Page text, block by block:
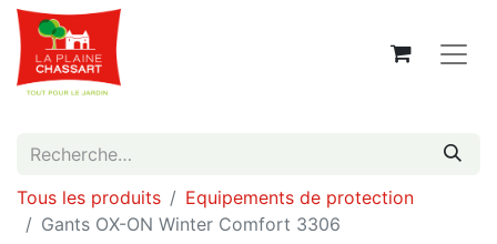
Tous les produits
Equipements de protection
Gants OX-ON Winter Comfort 3306